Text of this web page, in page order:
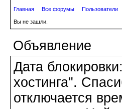
Главная Все форумы Пользователи
Вы не зашли.
Объявление
Дата
хостинга".
отключается